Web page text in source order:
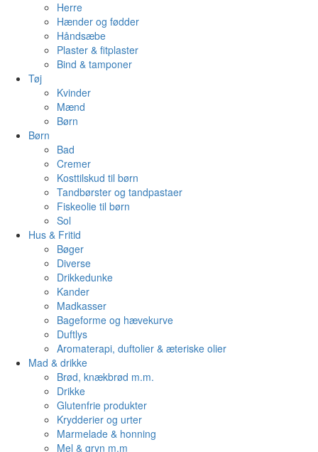
Herre
Hænder og fødder
Håndsæbe
Plaster & fitplaster
Bind & tamponer
Tøj
Kvinder
Mænd
Børn
Børn
Bad
Cremer
Kosttilskud til børn
Tandbørster og tandpastaer
Fiskeolie til børn
Sol
Hus & Fritid
Bøger
Diverse
Drikkedunke
Kander
Madkasser
Bageforme og hævekurve
Duftlys
Aromaterapi, duftolier & æteriske olier
Mad & drikke
Brød, knækbrød m.m.
Drikke
Glutenfrie produkter
Krydderier og urter
Marmelade & honning
Mel & gryn m.m